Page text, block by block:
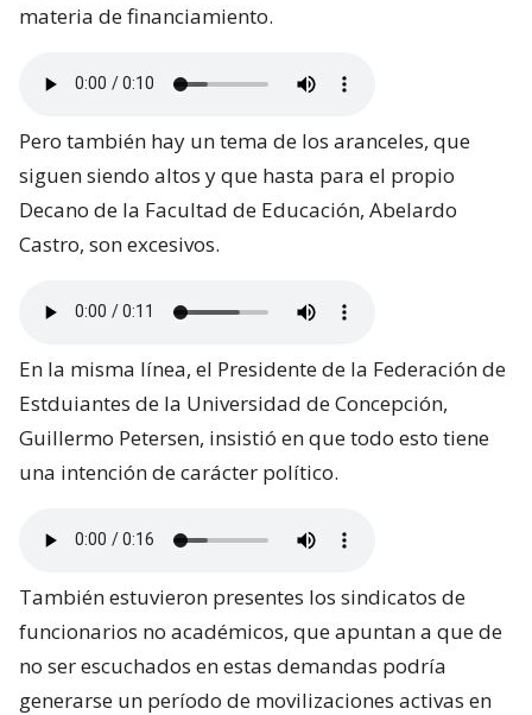
materia de financiamiento.
Pero también hay un tema de los aranceles, que
siguen siendo altos y que hasta para el propio
Decano de la Facultad de Educación, Abelardo
Castro, son excesivos.
En la misma línea, el Presidente de la Federación de
Estduiantes de la Universidad de Concepción,
Guillermo Petersen, insistió en que todo esto tiene
una intención de carácter político.
También estuvieron presentes los sindicatos de
funcionarios no académicos, que apuntan a que de
no ser escuchados en estas demandas podría
generarse un período de movilizaciones activas en